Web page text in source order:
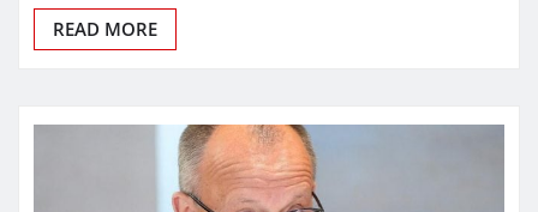
READ MORE